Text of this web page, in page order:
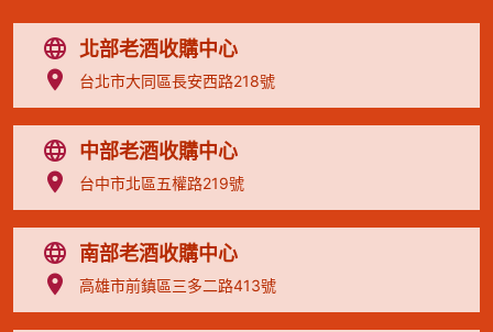
北部老酒收購中心
台北市大同區長安西路218號
中部老酒收購中心
台中市北區五權路219號
南部老酒收購中心
高雄市前鎮區三多二路413號